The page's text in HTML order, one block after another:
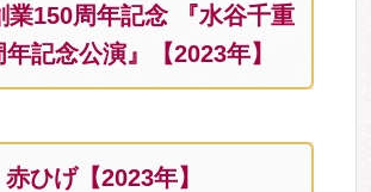
業150周年記念 『水谷千重
記念公演』【2023年】
赤ひげ【2023年】